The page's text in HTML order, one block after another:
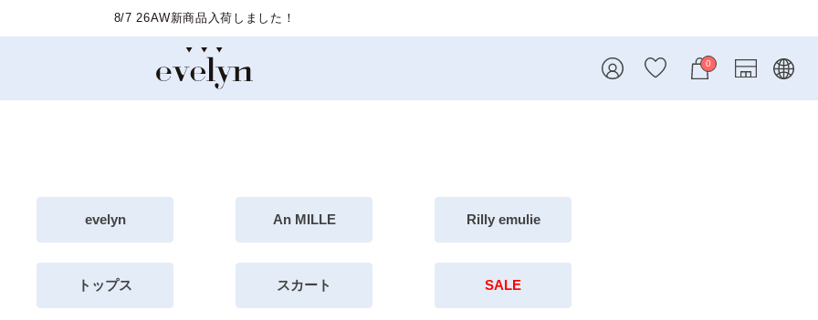
0
evelyn An MILLE Rilly emulie
トップス スカート SALE